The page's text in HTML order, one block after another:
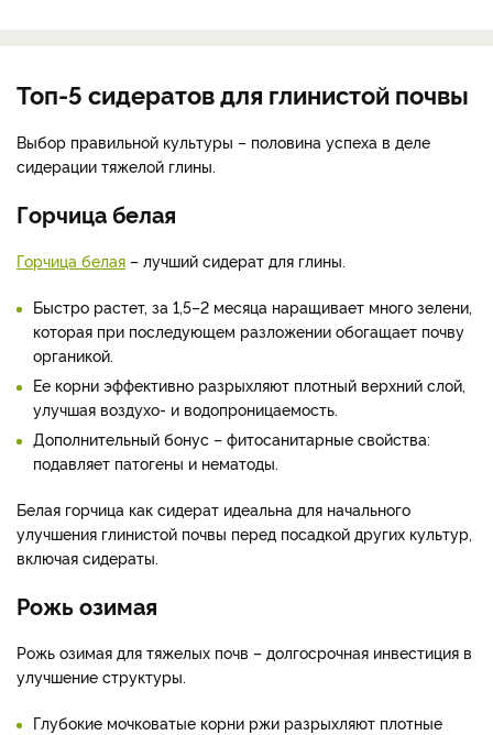
Топ-5 сидератов для глинистой почвы
Выбор правильной культуры – половина успеха в деле
сидерации тяжелой глины.
Горчица белая
Горчица белая – лучший сидерат для глины.
Быстро растет, за 1,5–2 месяца наращивает много зелени,
которая при последующем разложении обогащает почву
органикой.
Ее корни эффективно разрыхляют плотный верхний слой,
улучшая воздухо- и водопроницаемость.
Дополнительный бонус – фитосанитарные свойства:
подавляет патогены и нематоды.
Белая горчица как сидерат идеальна для начального
улучшения глинистой почвы перед посадкой других культур,
включая сидераты.
Рожь озимая
Рожь озимая для тяжелых почв – долгосрочная инвестиция в
улучшение структуры.
Глубокие мочковатые корни ржи разрыхляют плотные